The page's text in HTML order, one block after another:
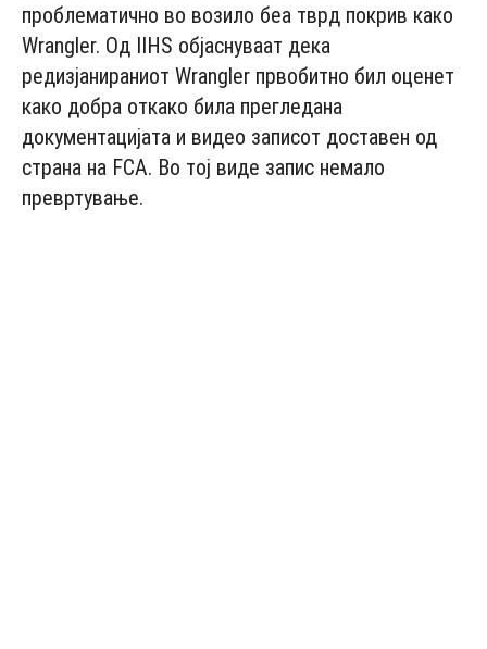
проблематично во возило беа тврд покрив како
Wrangler. Од IIHS објаснуваат дека
редизјанираниот Wrangler првобитно бил оценет
како добра откако била прегледана
документацијата и видео записот доставен од
страна на FCA. Во тој виде запис немало
превртување.